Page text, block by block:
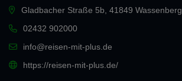
Gladbacher Straße 5b, 41849 Wassenberg
02432 902000
info@reisen-mit-plus.de
https://reisen-mit-plus.de/